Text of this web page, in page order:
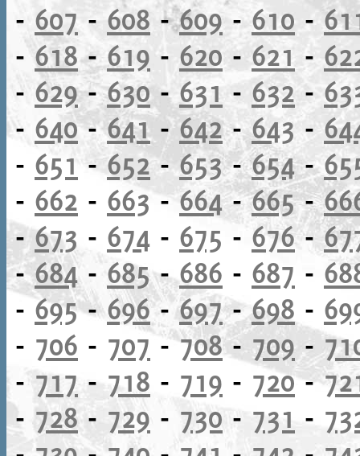
- 607- 608 -609-610 -
-618-619 - 620 - 621 -
- 629-630- 631- 632 -
- 640-641-642-643-
- 651 -652-653-654-
- 662 - 663-664-665-
-673 - 674 - 675 - 676-
-684 -685-686 - 687 -
-695-696-697-698 -
- 706 - 707 -708- 709-
-717 - 718 - 719 - 720-
-728- 729 - 730- 731 -